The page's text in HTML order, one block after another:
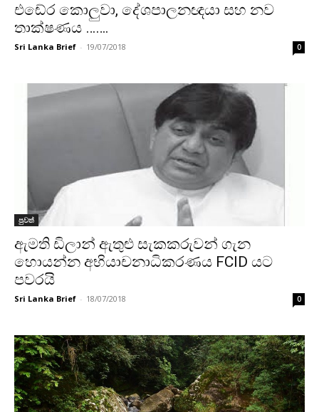
එඬේර කොලුවා, දේශපාලනඥයා සහ නව
තාක්ෂණය …….
Sri Lanka Brief - 19/07/2018 0
පුවත්
ඇමති ඩිලාන් ඇතුළු සැකකරුවන් ගැන
හොයන්න අභියාචනාධිකරණය FCID යට
පවරයි
Sri Lanka Brief - 18/07/2018 0